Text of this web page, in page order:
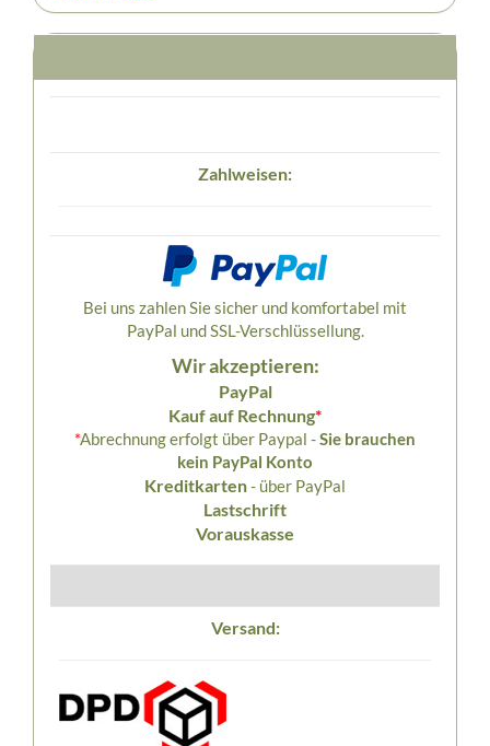
Zahlweisen:
Bei uns zahlen Sie sicher und komfortabel mit
PayPal und SSL-Verschlüssellung.
Wir akzeptieren:
PayPal
Kauf auf Rechnung*
*Abrechnung erfolgt über Paypal -Sie brauchen
kein PayPal Konto
Kreditkarten- über PayPal
Lastschrift
Vorauskasse
Versand: